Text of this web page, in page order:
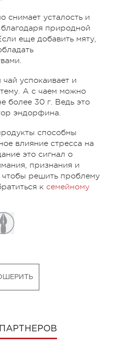
снимает усталость и
природной
еще добавить мяту,
успокаивает и
А с чаем можно
более 30 г. Ведь это
эндорфина.
способны
влияние стресса на
это сигнал о
признания и
чтобы решить проблему
к семейному